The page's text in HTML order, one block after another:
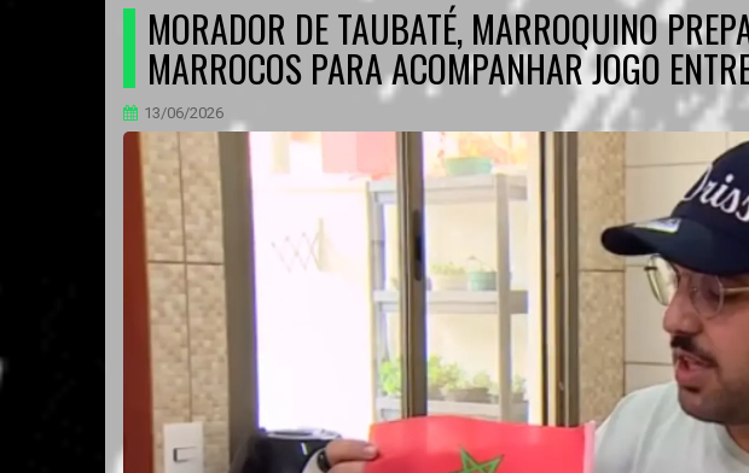
MORADOR DE TAUBATÉ, MARROQUINO
MARROCOS PARA ACOMPANHAR JOGO
13/06/2026